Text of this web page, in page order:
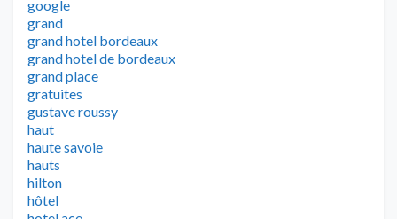
google
grand
grand hotel bordeaux
grand hotel de bordeaux
grand place
gratuites
gustave roussy
haut
haute savoie
hauts
hilton
hôtel